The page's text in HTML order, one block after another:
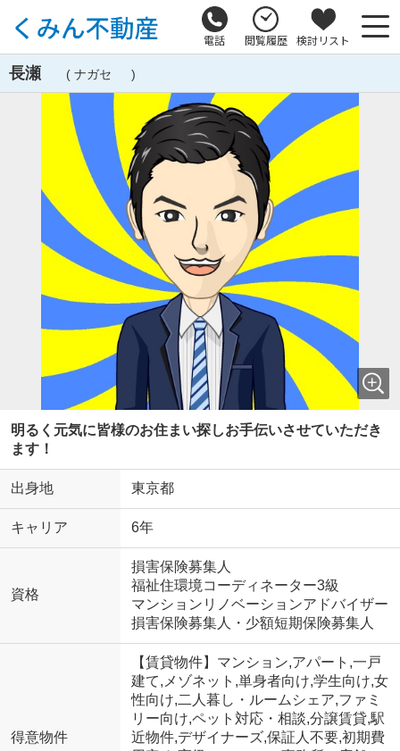
電話 閲覧履歴 検討リスト
長瀬 ( ナガセ )
明るく元気に皆様のお住まい探しお手伝いさせていただき
ます！
出身地 東京都
キャリア 6年
資格
損害保険募集人
福祉住環境コーディネーター3級
マンションリノベーションアドバイザー
損害保険募集人・少額短期保険募集人
得意物件
【賃貸物件】マンション,アパート,一戸
建て,メゾネット,単身者向け,学生向け,女
性向け,二人暮し・ルームシェア,ファミ
リー向け,ペット対応・相談,分譲賃貸,駅
近物件,デザイナーズ,保証人不要,初期費